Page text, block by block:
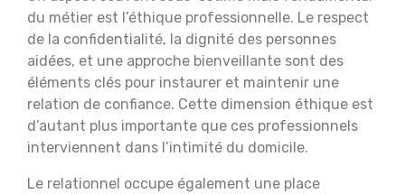
du métier est l’éthique professionnelle. Le respect
de la confidentialité, la dignité des personnes
aidées, et une approche bienveillante sont des
éléments clés pour instaurer et maintenir une
relation de confiance. Cette dimension éthique est
d’autant plus importante que ces professionnels
interviennent dans l’intimité du domicile.
Le relationnel occupe également une place